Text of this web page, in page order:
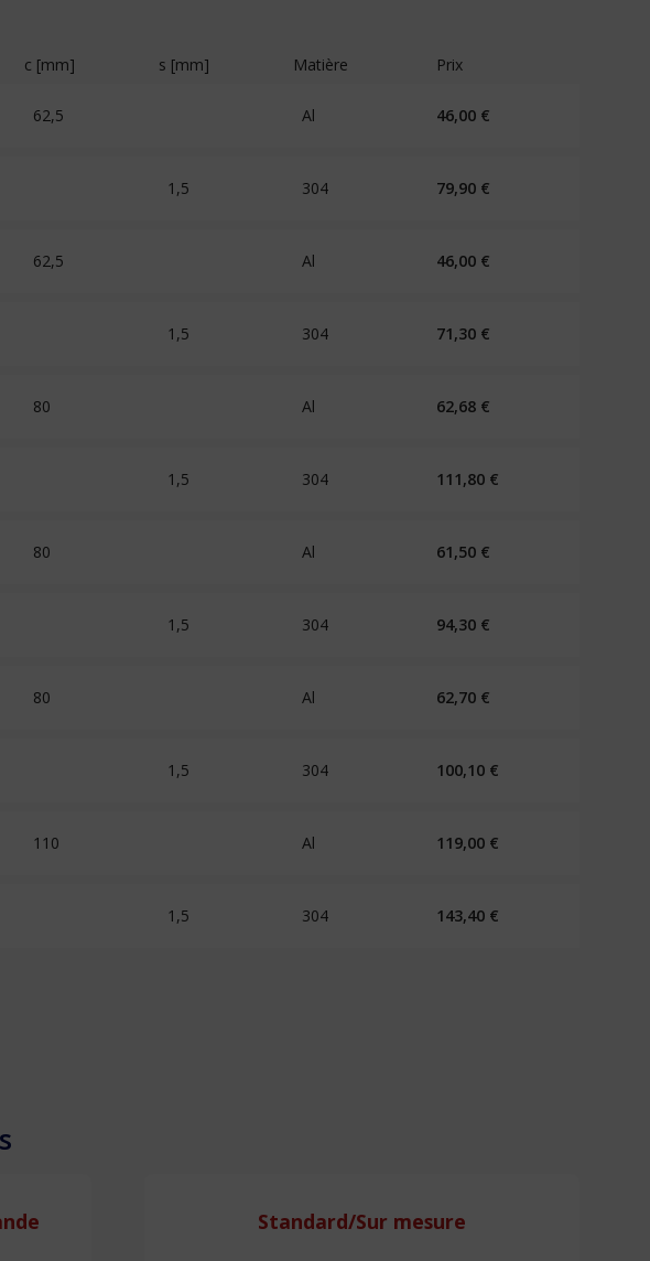
c [mm] s [mm] Matière
Prix
62,5 Al 46,00 €
1,5 304 79,90 €
62,5 Al 46,00 €
1,5 304 71,30 €
80 Al 62,68 €
1,5 304 111,80 €
80 Al 61,50 €
1,5 304 94,30 €
80 Al 62,70 €
1,5 304 100,10 €
110 Al 119,00 €
1,5 304 143,40 €
Standard/Sur mesure